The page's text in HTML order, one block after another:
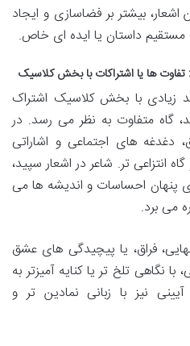
اشعار، بیشتر بر فضاسازی و ایجاد
داستان یا ایده ای خاص.
ها یا اشتراکات با بخش کلاسیک
زیادی با بخش کلاسیک اشتراک
گاه متفاوت به نظر می رسد. در
دغدغه های اجتماعی و اشاراتی
گاه انتزاعی تر. شاعر در اشعار سپید،
پنهان احساسات و اندیشه ها می
می برد.
فراق، یا پیچیدگی های عشق
با نگاهی تلخ تر یا کنایه آمیزتر به
نیز با زبانی نمادین تر و